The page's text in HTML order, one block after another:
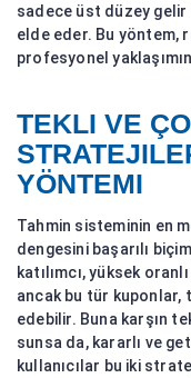
sadece üst düzey gelir
elde eder. Bu yöntem,
profesyonel
TEKLI VE
YÖNTEMI
Tahmin sisteminin en
dengesini başarılı
katılımcı, yüksek
ancak bu tür kuponlar,
edebilir. Buna karşın
sunsa da, kararlı ve
kullanıcılar bu iki